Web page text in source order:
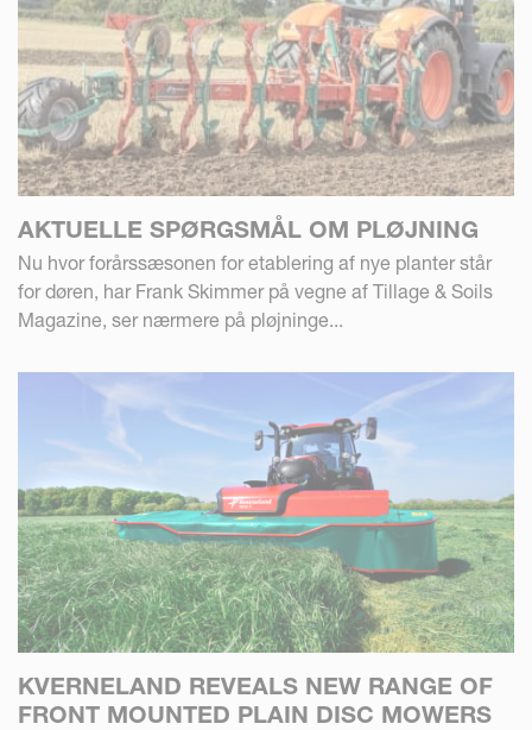
AKTUELLE SPØRGSMÅL OM PLØJNING
Nu hvor forårssæsonen for etablering af nye planter står
for døren, har Frank Skimmer på vegne af Tillage & Soils
Magazine, ser nærmere på pløjninge...
KVERNELAND REVEALS NEW RANGE OF
FRONT MOUNTED PLAIN DISC MOWERS